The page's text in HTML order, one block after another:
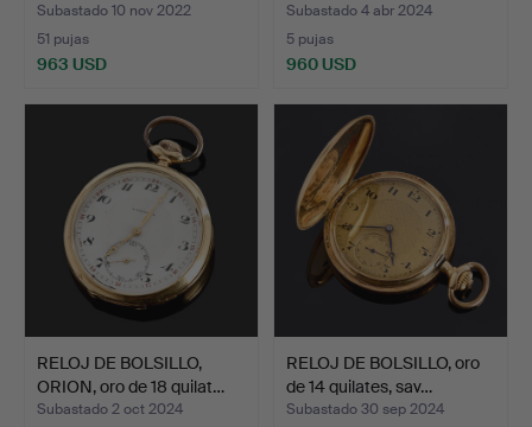
Subastado 10 nov 2022
51 pujas
963 USD
Subastado 4 abr 2024
5 pujas
960 USD
RELOJ DE BOLSILLO,
ORION, oro de 18 quilat…
Subastado 2 oct 2024
RELOJ DE BOLSILLO, oro
de 14 quilates, sav…
Subastado 30 sep 2024